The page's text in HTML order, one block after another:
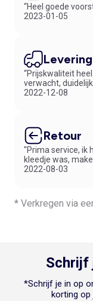
“Heel goede
2023-01-05
Levering
“Prijskwaliteit
verwacht,
2022-12-08
Retour
"Prima service, ik
kleedje was,
2022-08-03
* Verkregen via
Schrijf
*Schrijf je in op
korting op